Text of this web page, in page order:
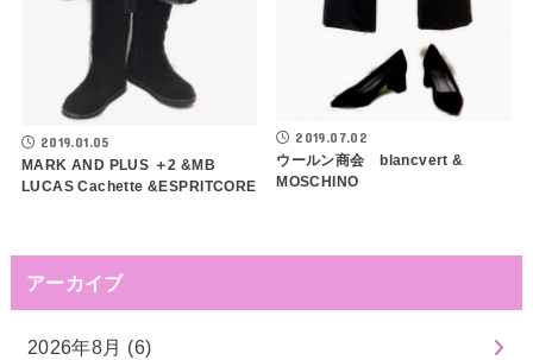
2019.01.05
MARK AND PLUS ＋2 &MB
LUCAS Cachette &ESPRITCORE
2019.07.02
ウールン商会 blancvert &
MOSCHINO
アーカイブ
2026年8月 (6)